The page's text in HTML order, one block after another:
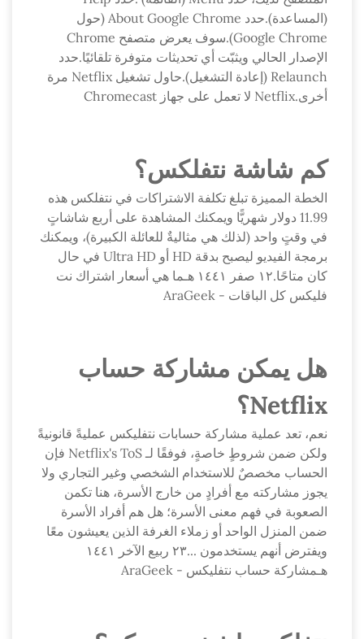
(المساعدة).حدد About Google Chrome (حول
Google Chrome).سوف يعرض متصفح Chrome
الإصدار الحالي ويثبّت أي تحديثات متوفرة تلقائيًا.حدد
Relaunch (إعادة التشغيل).حاول تشغيل Netflix مرة
أخرى.Netflix لا تعمل على جهاز Chromecast
كم شاشة نتفلكس؟
الخطة المميزة تبلغ تكلفة الاشتراكات في نتفلكس هذه
11.99 دولار شهريًّا ويمكنك المشاهدة على أربع شاشاتٍ
في وقتٍ واحد (لذلك هي مثاليةٌ للعائلة الكبيرة)، ويمكنك
برمجة الفيديو ليصبح بدقة HD أو Ultra HD في حال
كان متاحًا.١٢ صفر ١٤٤١ هـما هي أسعار اشتراك نت
فلیکس كل الباقات - AraGeek
هل يمكن مشاركة حساب
Netflix؟
نعم، تعد عملية مشاركة حسابات نتفليكس عمليةً قانونيةً
ولكن ضمن شروطٍ خاصةٍ، فوفقًا لـ Netflix's ToS فإن
الحساب مخصصٌ للاستخدام الشخصي وغير التجاري ولا
يجوز مشاركته مع أفرادٍ من خارج الأسرة، هنا تكمن
الصعوبة في فهم معنى الأسرة؛ هل هم أفراد الأسرة
ضمن المنزل الواحد أو زملاء الغرفة الذين يعيشون معًا
ويفترض أنهم يستخدمون ...٢٣ ربيع الآخر ١٤٤١
هـمشاركة حساب نتفليكس - AraGeek